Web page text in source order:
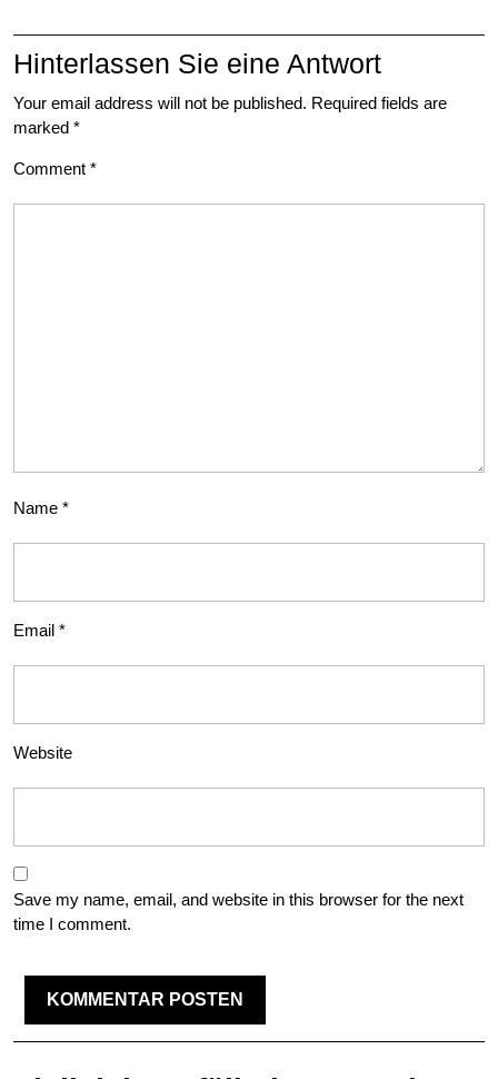
Hinterlassen Sie eine Antwort
Your email address will not be published. Required fields are
marked *
Comment *
Name *
Email *
Website
Save my name, email, and website in this browser for the next
time I comment.